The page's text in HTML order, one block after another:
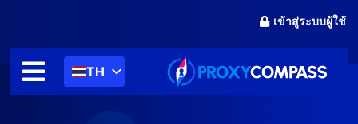
เนื้อหา
เข้าสู่ระบบผู้ใช้
TH